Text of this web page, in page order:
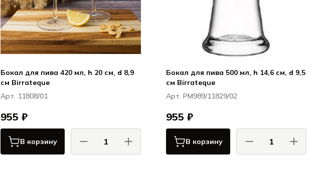
Бокал для пива 420 мл, h 20 см, d 8,9
см Birrateque
Арт. 11808/01
955 ₽
В корзину
Бокал для пива 500 мл, h 14,6 см, d 9,5
см Birrateque
Арт. PM989/11829/02
955 ₽
В корзину